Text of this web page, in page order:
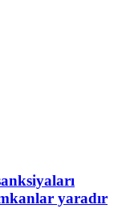
yaradır